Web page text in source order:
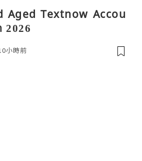
Aged Textnow Accou
2026
小時前